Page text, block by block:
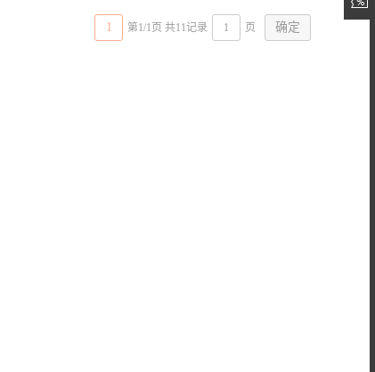
1 第1/1页 共11记录 页